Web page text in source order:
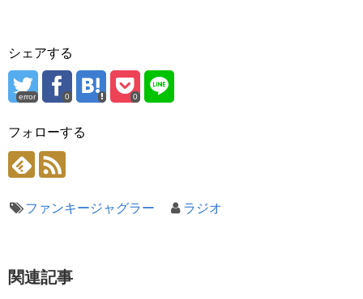
シェアする
error 0 0
フォローする
ファンキージャグラー ラジオ
関連記事